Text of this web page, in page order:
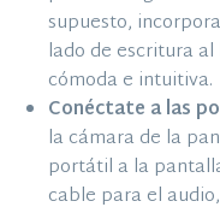
supuesto,
lado de escritura
cómoda e intuitiva.
Conéctate a las
la cámara de la
portátil a la
cable para el